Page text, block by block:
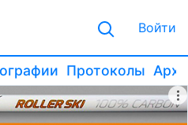
Войти
Протоколы